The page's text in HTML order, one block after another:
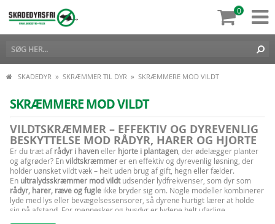
0
SKADEDYR » SKRÆMMER TIL DYR » SKRÆMMERE MOD VILDT
SKRÆMMERE MOD VILDT
VILDTSKRÆMMER – EFFEKTIV OG DYREVENLIG
BESKYTTELSE MOD RÅDYR, HARER OG HJORTE
Er du træt afrådyr i haveneller hjorte i plantagen , der ødelægger planter
og afgrøder? Envildtskræmmerer en effektiv og dyrevenlig løsning, der
holder uønsket vildt væk – helt uden brug af gift, hegn eller fælder.
En ultralydsskræmmer mod vildtudsender lydfrekvenser, som dyr som
rådyr, harer, ræve og fugle ikke bryder sig om. Nogle modeller kombinerer
lyde med lys eller bevægelsessensorer, så dyrene hurtigt lærer at holde
sig på afstand. For mennesker og husdyr er lydene helt ufarlige.